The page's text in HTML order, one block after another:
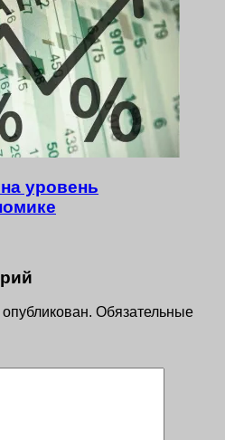
уровень
Обязательные